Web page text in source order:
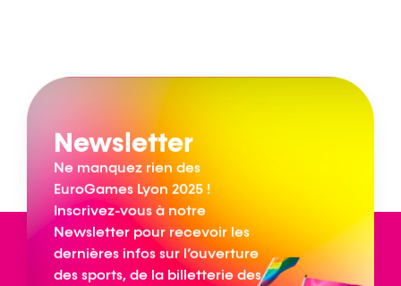
Newsletter
Ne manquez rien des
EuroGames Lyon 2025 !
Inscrivez-vous à notre
Newsletter pour recevoir les
dernières infos sur l’ouverture
des sports, de la billetterie des